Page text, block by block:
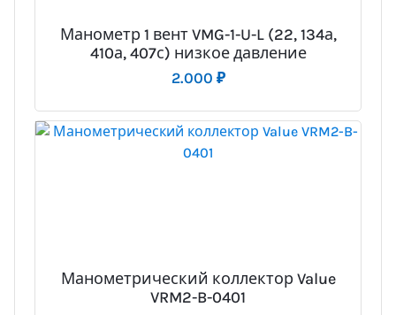
Манометр 1 вент VMG-1-U-L (22, 134а,
410а, 407с) низкое давление
2.000 ₽
Манометрический коллектор Value
VRM2-B-0401